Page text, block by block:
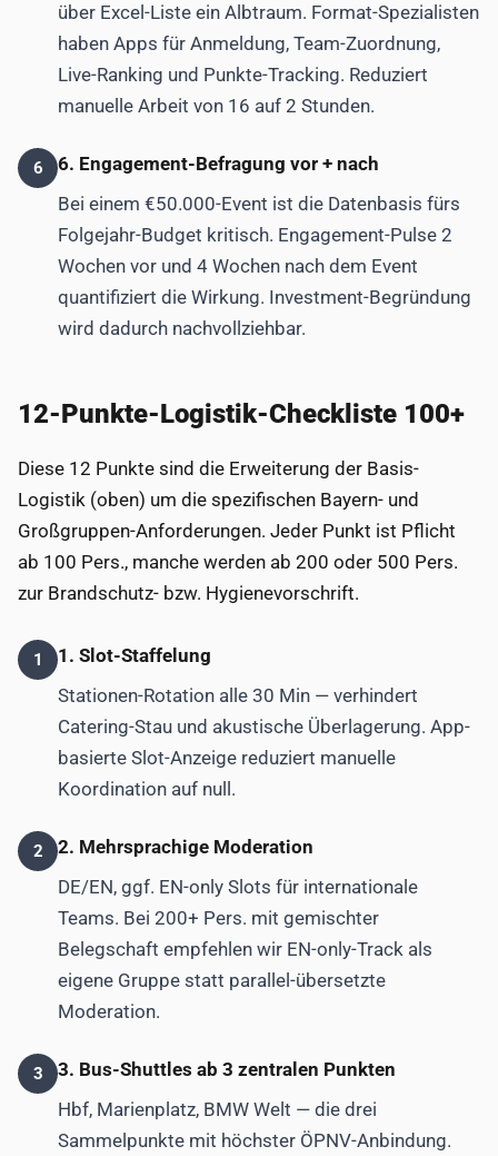
über Excel-Liste ein Albtraum. Format-Spezialisten
haben Apps für Anmeldung, Team-Zuordnung,
Live-Ranking und Punkte-Tracking. Reduziert
manuelle Arbeit von 16 auf 2 Stunden.
6
6. Engagement-Befragung vor + nach
Bei einem €50.000-Event ist die Datenbasis fürs
Folgejahr-Budget kritisch. Engagement-Pulse 2
Wochen vor und 4 Wochen nach dem Event
quantifiziert die Wirkung. Investment-Begründung
wird dadurch nachvollziehbar.
12-Punkte-Logistik-Checkliste 100+
Diese 12 Punkte sind die Erweiterung der Basis-
Logistik (oben) um die spezifischen Bayern- und
Großgruppen-Anforderungen. Jeder Punkt ist Pflicht
ab 100 Pers., manche werden ab 200 oder 500 Pers.
zur Brandschutz- bzw. Hygienevorschrift.
1
1. Slot-Staffelung
Stationen-Rotation alle 30 Min — verhindert
Catering-Stau und akustische Überlagerung. App-
basierte Slot-Anzeige reduziert manuelle
Koordination auf null.
2
2. Mehrsprachige Moderation
DE/EN, ggf. EN-only Slots für internationale
Teams. Bei 200+ Pers. mit gemischter
Belegschaft empfehlen wir EN-only-Track als
eigene Gruppe statt parallel-übersetzte
Moderation.
3
3. Bus-Shuttles ab 3 zentralen Punkten
Hbf, Marienplatz, BMW Welt — die drei
Sammelpunkte mit höchster ÖPNV-Anbindung.